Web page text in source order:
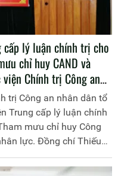
cấp lý luận chính trị cho
chỉ huy CAND và
Chính trị Công an
trị Công an nhân dân tổ
Trung cấp lý luận chính
mưu chỉ huy Công
lực. Đồng chí Thiếu
Giám đốc Học viện chủ